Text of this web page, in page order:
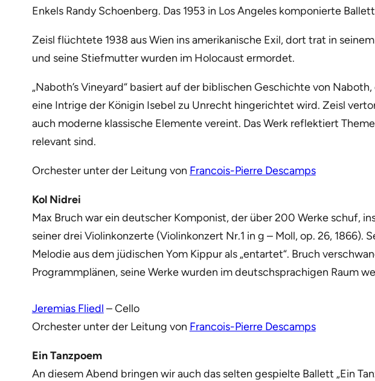
Enkels Randy Schoenberg. Das 1953 in Los Angeles komponierte
Zeisl flüchtete 1938 aus Wien ins amerikanische Exil, dort trat in
und seine Stiefmutter wurden im Holocaust ermordet.
„Naboth’s Vineyard“ basiert auf der biblischen Geschichte von
eine Intrige der Königin Isebel zu Unrecht hingerichtet wird. Zeisl
auch moderne klassische Elemente vereint. Das Werk reflektiert
relevant sind.
Orchester unter der Leitung von Francois-Pierre Descamps
Kol Nidrei
Max Bruch war ein deutscher Komponist, der über 200 Werke schuf,
seiner drei Violinkonzerte (Violinkonzert Nr.1 in g – Moll, op. 26,
Melodie aus dem jüdischen Yom Kippur als „entartet“. Bruch
Programmplänen, seine Werke wurden im deutschsprachigen Raum
Jeremias Fliedl – Cello
Orchester unter der Leitung von Francois-Pierre Descamps
Ein Tanzpoem
An diesem Abend bringen wir auch das selten gespielte Ballett „Ein